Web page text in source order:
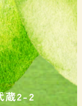
蔵2-2